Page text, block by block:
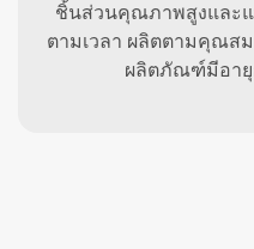
ชิ้นส่วนคุณภาพสูงและ
ตามเวลา ผลิตตามคุณส
ผลิตภัณฑ์มีอายุ